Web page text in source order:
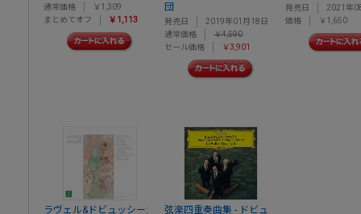
通常価格
￥1,309
まとめてオフ
￥1,113
団
発売日
2019年01月18日
通常価格
￥4,590
セール価格
￥3,901
発売日
2021年
価格
￥1,650
ラヴェル&ドビュッシー:
弦楽四重奏曲集 - ドビュ